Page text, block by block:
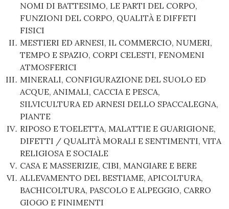
NOMI DI BATTESIMO, LE PARTI DEL CORPO,
FUNZIONI DEL CORPO, QUALITÀ E DIFFETI
FISICI
MESTIERI ED ARNESI, IL COMMERCIO, NUMERI,
TEMPO E SPAZIO, CORPI CELESTI, FENOMENI
ATMOSFERICI
MINERALI, CONFIGURAZIONE DEL SUOLO ED
ACQUE, ANIMALI, CACCIA E PESCA,
SILVICULTURA ED ARNESI DELLO SPACCALEGNA,
PIANTE
RIPOSO E TOELETTA, MALATTIE E GUARIGIONE,
DIFETTI / QUALITÀ MORALI E SENTIMENTI, VITA
RELIGIOSA E SOCIALE
CASA E MASSERIZIE, CIBI, MANGIARE E BERE
ALLEVAMENTO DEL BESTIAME, APICOLTURA,
BACHICOLTURA, PASCOLO E ALPEGGIO, CARRO
GIOGO E FINIMENTI